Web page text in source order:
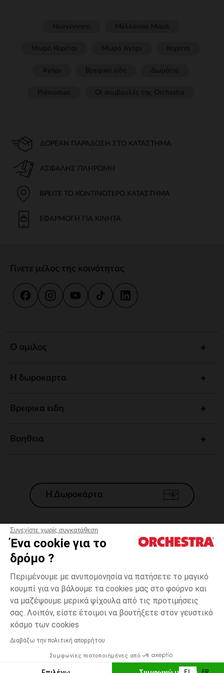
Συνεχίστε χωρίς συγκατάθεση
Ένα cookie για το
δρόμο ?
Περιμένουμε με ανυπομονησία να πατήσετε το μαγικό
κουμπί για να βάλουμε τα cookies μας στο φούρνο και
να μαζέψουμε μερικά ψίχουλα από τις προτιμήσεις
σας. Λοιπόν, είστε έτοιμοι να βουτήξετε στον γευστικό
κόσμο των cookies
Διαβάζω την πολιτική απορρήτου
Συμφωνίες πιστοποιημένες από
Ξύλο
one
Δυνατότητα πληρωμής με
ΠΡΟΣΘΉΚΗ ΣΤΟ ΚΑΛΆΘΙ
ΔΩΡΕΆΝ ΠΑΡΆΔΟΣΗ ΣΤΟ ΚΑΤΆΣΤΗΜΑ
ΑΣΦΑΛΉΣ ΠΛΗΡΩΜΉ
ΒΡΕΊΤΕ ΤΟ ΚΟΝΤΙΝΌΤΕΡΟ ΚΑΤΆΣΤΗΜΑ
ΕΦΑΡΜΟΓΉ ΓΙΑ ΚΙΝΗΤΆ
Γίνετε μέλος της κοινότητας
Ο ομιλος
Η δωροκαρτα
Βρεφικα ειδη
Βοηθεια
Η Δωροκάρτα
Γενικοί 'Οροι Πώλησης
*Εμπορικες προσφορες
Προσωπικά δεδομένα
Διαχείρηση των cookies
Προσβασιμότητα: μη συμμορφούμενη
H Orchestra συμμετέχει στον κωδικά δεοντολογίας και στο σύστημα
μεσολάβησης της Γαλλικής Ομοσπονδίας Ηλεκτρονικού Εμπορίου.